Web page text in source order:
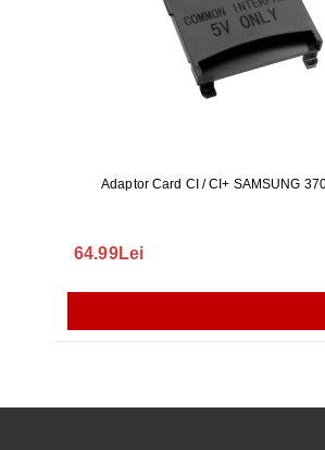
Adaptor Card CI / CI+ SAMSUNG
64.99Lei